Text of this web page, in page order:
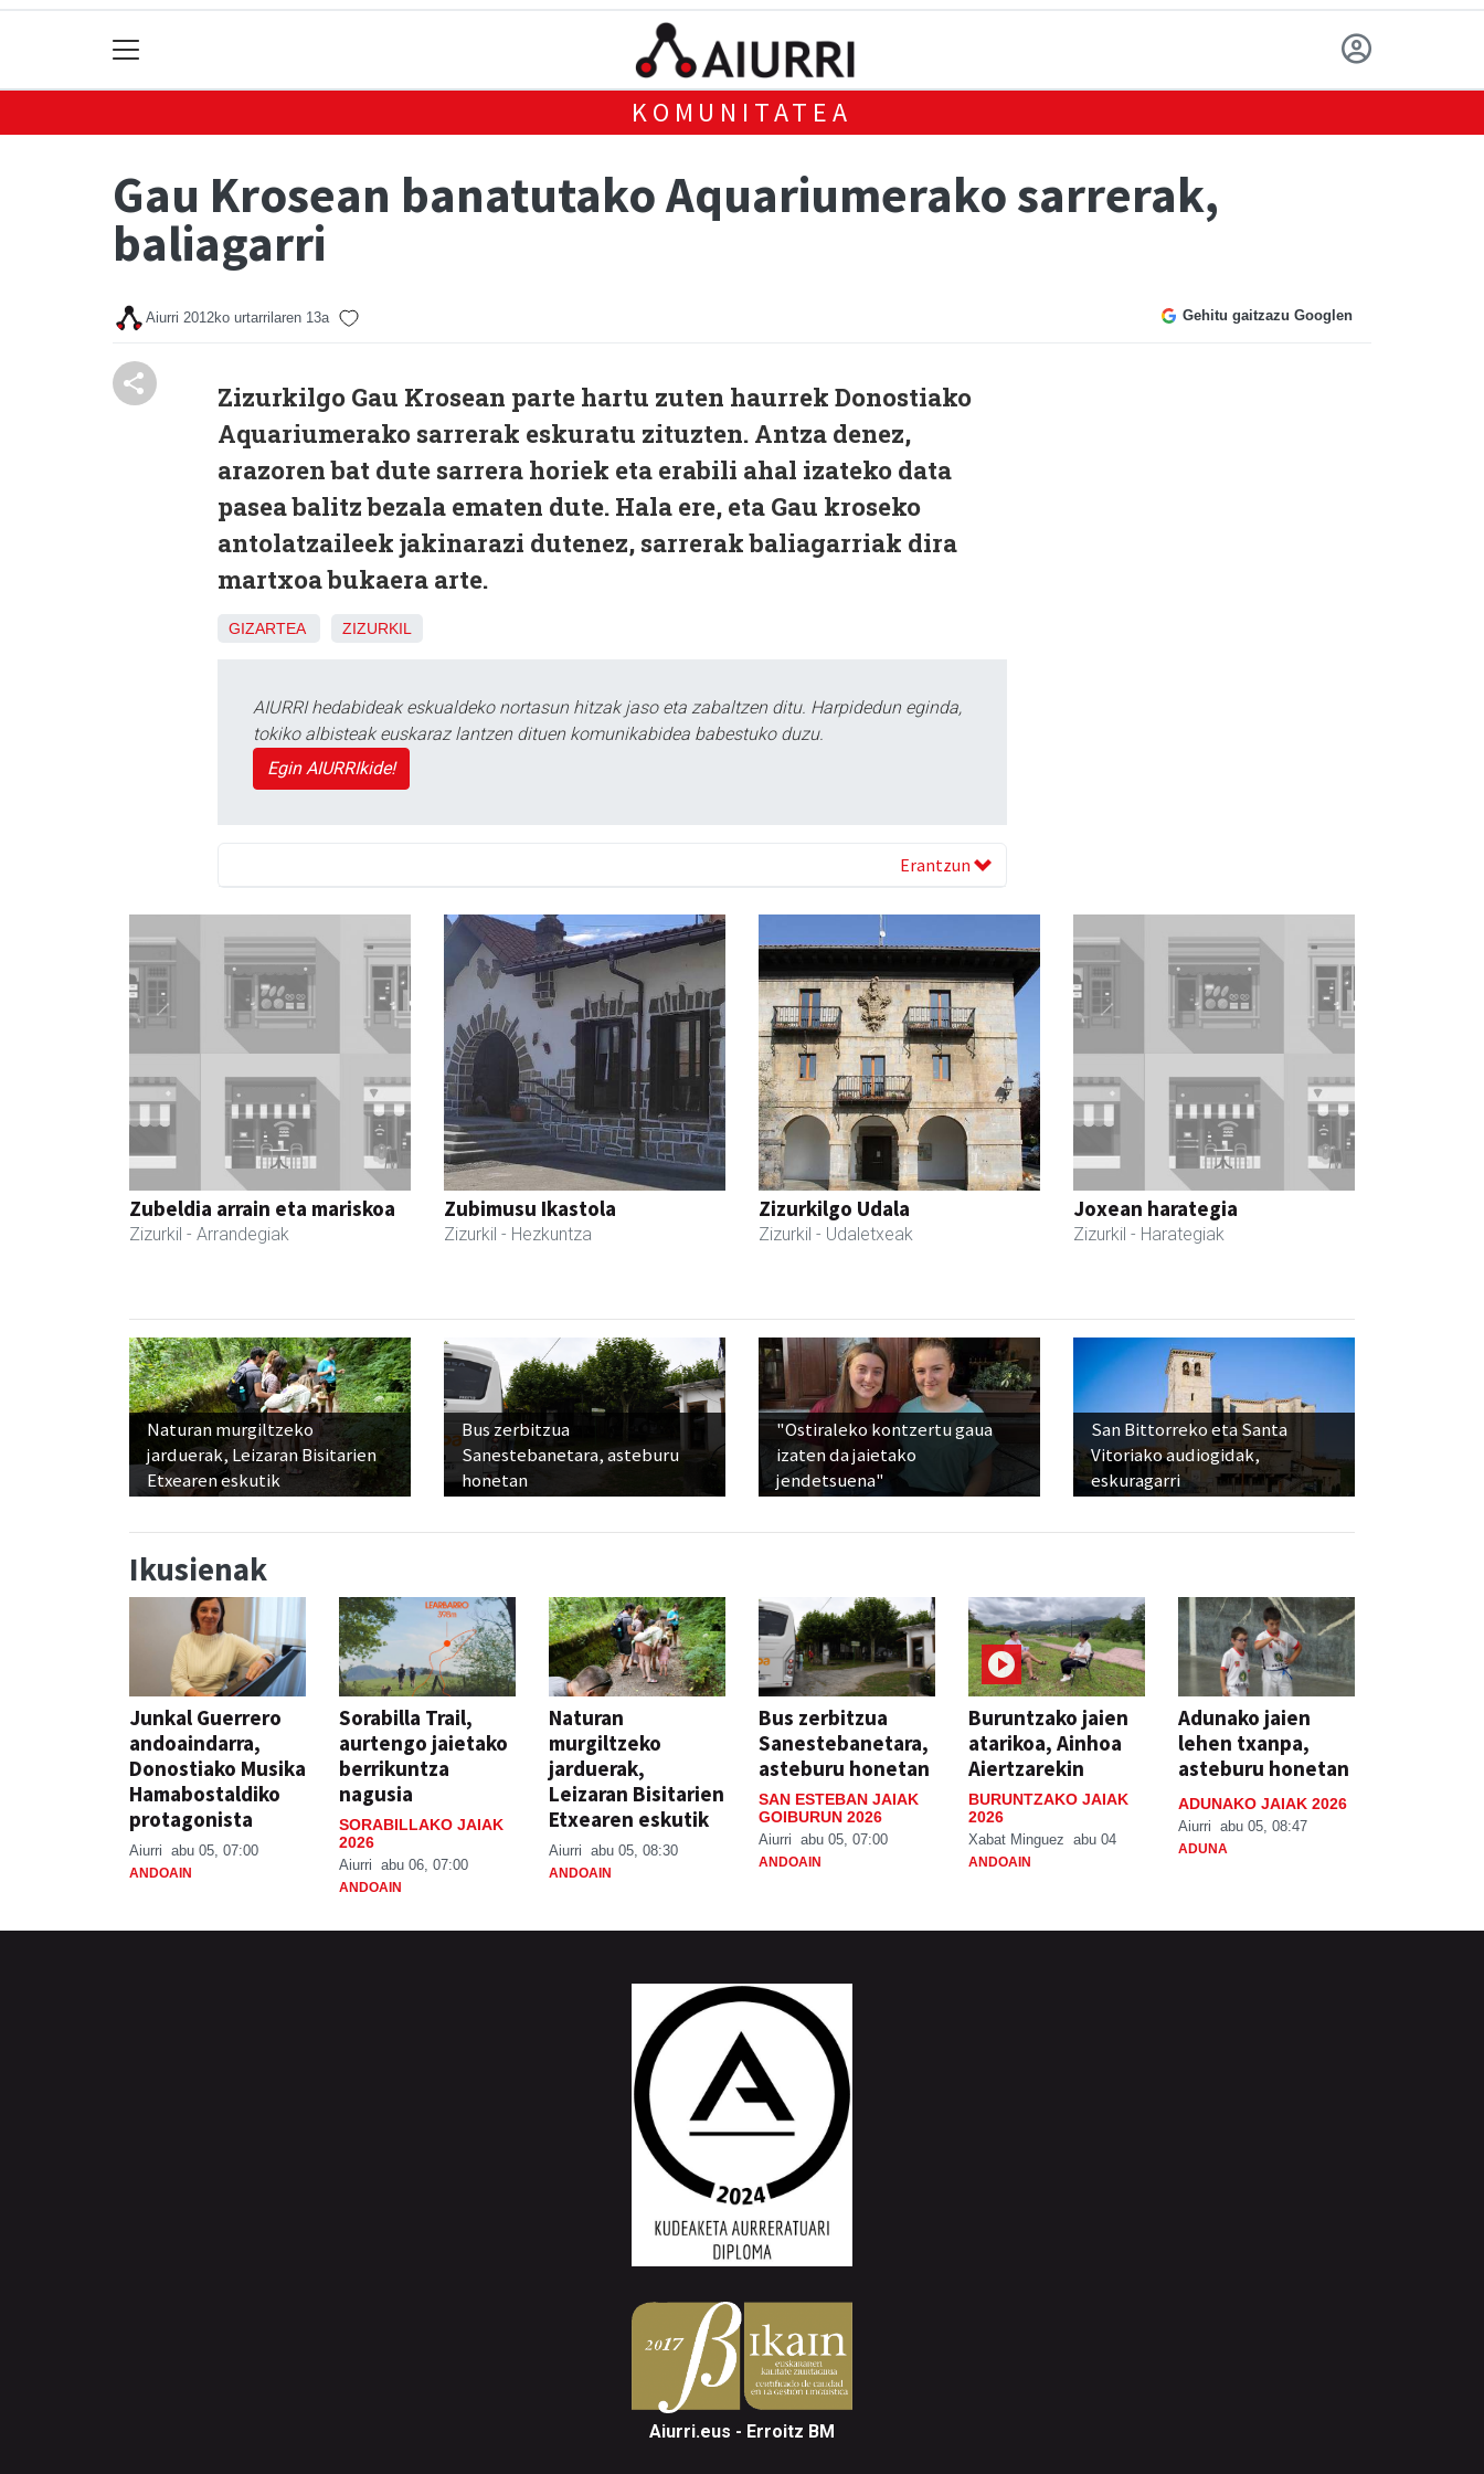
KOMUNITATEA
Gau Krosean banatutako Aquariumerako sarrerak,
baliagarri
Aiurri 2012ko urtarrilaren 13a Gehitu gaitzazu Googlen
Zizurkilgo Gau Krosean parte hartu zuten haurrek Donostiako
Aquariumerako sarrerak eskuratu zituzten. Antza denez,
arazoren bat dute sarrera horiek eta erabili ahal izateko data
pasea balitz bezala ematen dute. Hala ere, eta Gau kroseko
antolatzaileek jakinarazi dutenez, sarrerak baliagarriak dira
martxoa bukaera arte.
GIZARTEA ZIZURKIL
AIURRI hedabideak eskualdeko nortasun hitzak jaso eta zabaltzen ditu. Harpidedun eginda,
tokiko albisteak euskaraz lantzen dituen komunikabidea babestuko duzu.
Egin AIURRIkide!
Erantzun
Zubeldia arrain eta mariskoa
Zizurkil - Arrandegiak
Zubimusu Ikastola
Zizurkil - Hezkuntza
Zizurkilgo Udala
Zizurkil - Udaletxeak
Joxean harategia
Zizurkil - Harategiak
Naturan murgiltzeko
jarduerak, Leizaran Bisitarien
Etxearen eskutik
Bus zerbitzua
Sanestebanetara, asteburu
honetan
"Ostiraleko kontzertu gaua
izaten da jaietako
jendetsuena"
San Bittorreko eta Santa
Vitoriako audiogidak,
eskuragarri
Ikusienak
Junkal Guerrero
andoaindarra,
Donostiako Musika
Hamabostaldiko
protagonista
Aiurri abu 05, 07:00
ANDOAIN
Sorabilla Trail,
aurtengo jaietako
berrikuntza
nagusia
SORABILLAKO JAIAK
2026
Aiurri abu 06, 07:00
ANDOAIN
Naturan
murgiltzeko
jarduerak,
Leizaran Bisitarien
Etxearen eskutik
Aiurri abu 05, 08:30
ANDOAIN
Bus zerbitzua
Sanestebanetara,
asteburu honetan
SAN ESTEBAN JAIAK
GOIBURUN 2026
Aiurri abu 05, 07:00
ANDOAIN
Buruntzako jaien
atarikoa, Ainhoa
Aiertzarekin
BURUNTZAKO JAIAK
2026
Xabat Minguez abu 04
ANDOAIN
Adunako jaien
lehen txanpa,
asteburu honetan
ADUNAKO JAIAK 2026
Aiurri abu 05, 08:47
ADUNA
Aiurri.eus - Erroitz BM